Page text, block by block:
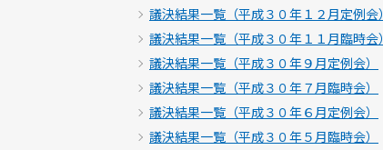
議決結果一覧（平成３０年１２月定例会）
議決結果一覧（平成３０年１１月臨時会）
議決結果一覧（平成３０年９月定例会）
議決結果一覧（平成３０年７月臨時会）
議決結果一覧（平成３０年６月定例会）
議決結果一覧（平成３０年５月臨時会）